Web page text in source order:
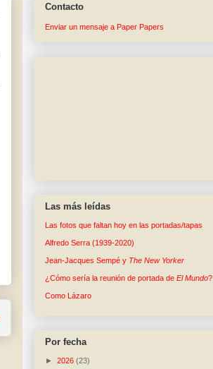
Contacto
Enviar un mensaje a Paper Papers
Las más leídas
Las fotos que faltan hoy en las portadas/tapas
Alfredo Serra (1939-2020)
Jean-Jacques Sempé y The New Yorker
¿Cómo sería la reunión de portada de El Mundo?
Como Lázaro
Por fecha
► 2026 (23)